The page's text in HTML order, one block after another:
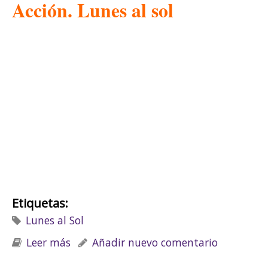
Acción. Lunes al sol
Etiquetas:
Lunes al Sol
Leer más sobre Lunes al Sol
Añadir nuevo comentario